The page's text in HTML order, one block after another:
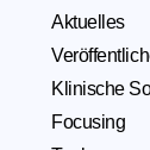
Aktuelles
Klinische
Focusing